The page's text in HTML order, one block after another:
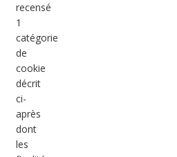
recensé
1
catégorie
de
cookie
décrit
ci-
après
dont
les